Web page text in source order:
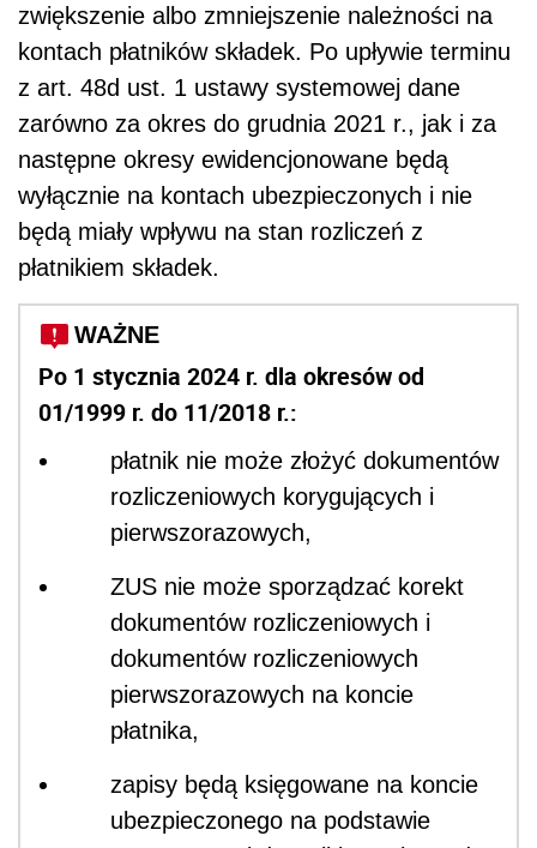
zwiększenie albo zmniejszenie należności na
kontach płatników składek. Po upływie terminu
z art. 48d ust. 1 ustawy systemowej dane
zarówno za okres do grudnia 2021 r., jak i za
następne okresy ewidencjonowane będą
wyłącznie na kontach ubezpieczonych i nie
będą miały wpływu na stan rozliczeń z
płatnikiem składek.
WAŻNE
Po 1 stycznia 2024 r. dla okresów od
01/1999 r. do 11/2018 r.:
płatnik nie może złożyć dokumentów
rozliczeniowych korygujących i
pierwszorazowych,
ZUS nie może sporządzać korekt
dokumentów rozliczeniowych i
dokumentów rozliczeniowych
pierwszorazowych na koncie
płatnika,
zapisy będą księgowane na koncie
ubezpieczonego na podstawie